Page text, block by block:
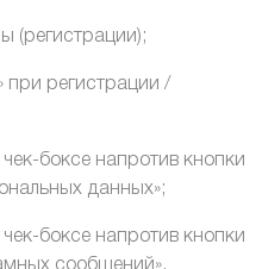
регистрации /
боксе напротив кнопки
данных»;
боксе напротив кнопки
сообщений».